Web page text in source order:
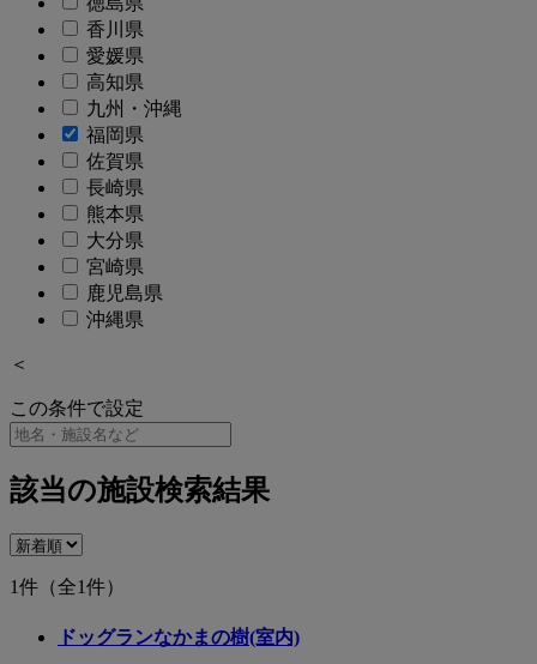
香川県
愛媛県
高知県
九州・沖縄
福岡県
佐賀県
長崎県
熊本県
大分県
宮崎県
鹿児島県
沖縄県
＜
この条件で設定
該当の施設検索結果
1件 （全1件）
ドッグランなかまの樹(室内)